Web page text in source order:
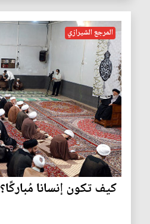
المرجع الشيرازي
كيف تكون إنسانا مُباركًا؟